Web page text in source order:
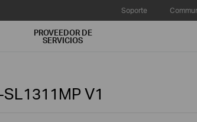
Soporte
PROVEEDOR DE
SERVICIOS
SL1311MP V1